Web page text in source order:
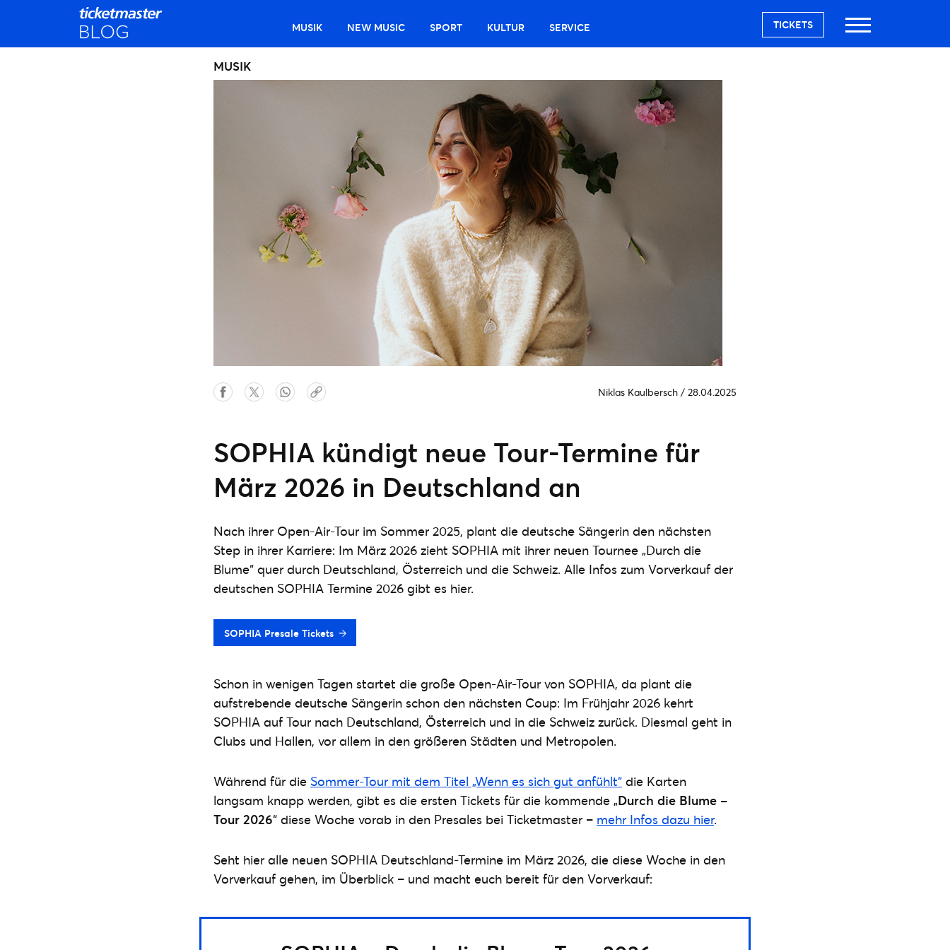
MUSIK NEW MUSIC SPORT KULTUR SERVICE TICKETS
MUSIK
Niklas Kaulbersch / 28.04.2025
SOPHIA kündigt neue Tour-Termine für
März 2026 in Deutschland an
Nach ihrer Open-Air-Tour im Sommer 2025, plant die deutsche Sängerin den nächsten
Step in ihrer Karriere: Im März 2026 zieht SOPHIA mit ihrer neuen Tournee „Durch die
Blume“ quer durch Deutschland, Österreich und die Schweiz. Alle Infos zum Vorverkauf der
deutschen SOPHIA Termine 2026 gibt es hier.
SOPHIA Presale Tickets
Schon in wenigen Tagen startet die große Open-Air-Tour von SOPHIA, da plant die
aufstrebende deutsche Sängerin schon den nächsten Coup: Im Frühjahr 2026 kehrt
SOPHIA auf Tour nach Deutschland, Österreich und in die Schweiz zurück. Diesmal geht in
Clubs und Hallen, vor allem in den größeren Städten und Metropolen.
Während für die Sommer-Tour mit dem Titel „Wenn es sich gut anfühlt“ die Karten
langsam knapp werden, gibt es die ersten Tickets für die kommende „Durch die Blume –
Tour 2026“ diese Woche vorab in den Presales bei Ticketmaster – mehr Infos dazu hier.
Seht hier alle neuen SOPHIA Deutschland-Termine im März 2026, die diese Woche in den
Vorverkauf gehen, im Überblick – und macht euch bereit für den Vorverkauf: